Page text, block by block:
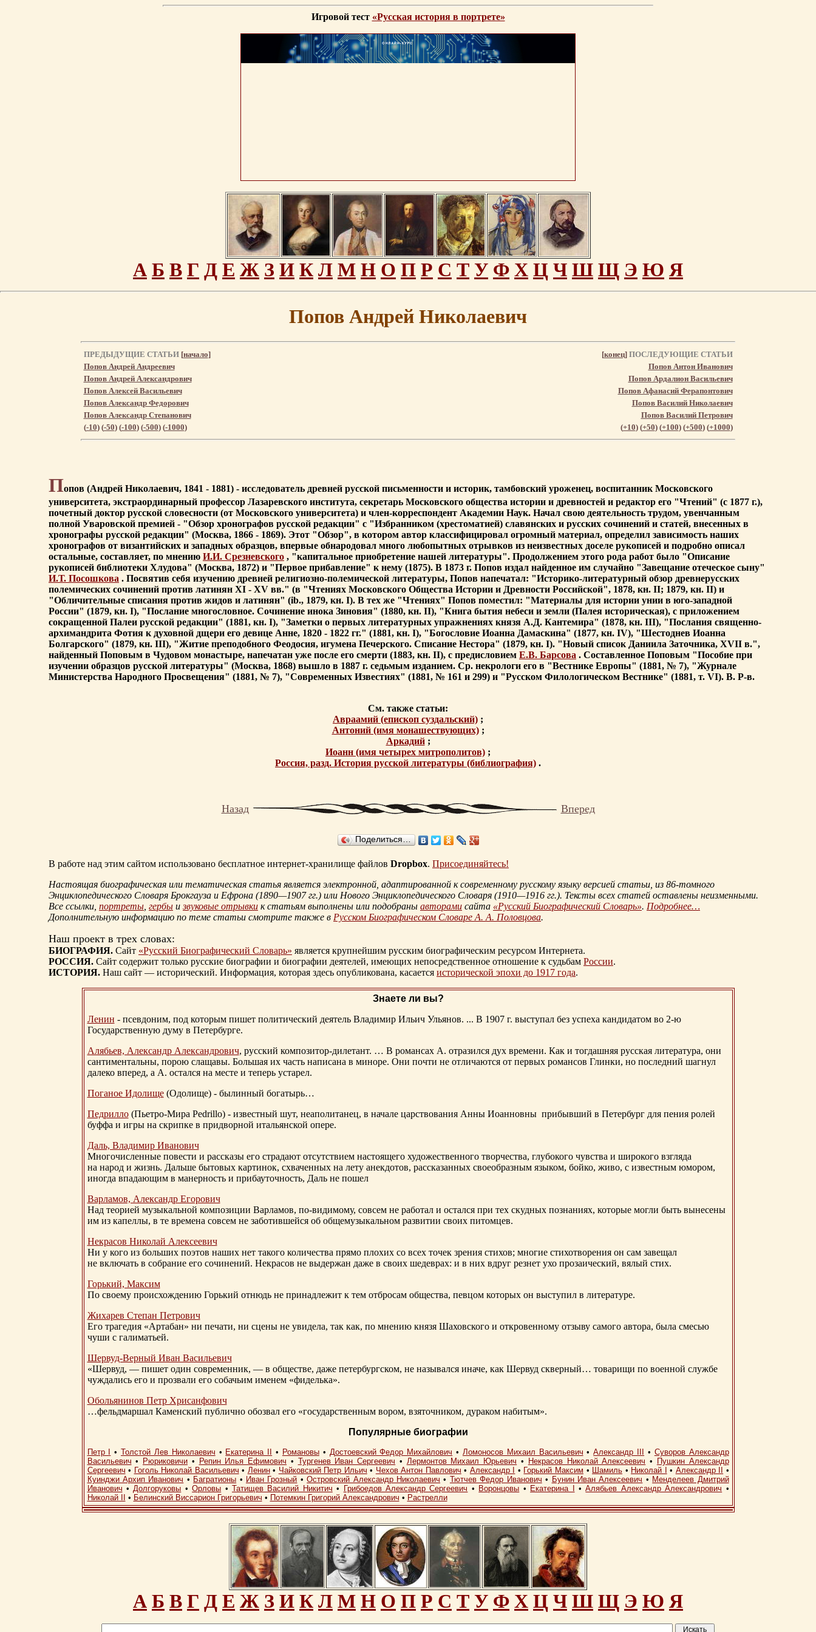
Игровой тест «Русская история в портрете»
А Б В Г Д Е Ж З И К Л М Н О П Р С Т У Ф Х Ц Ч Ш Щ Э Ю Я
Попов Андрей Николаевич
ПРЕДЫДУЩИЕ СТАТЬИ [начало] [конец]ПОСЛЕДУЮЩИЕ СТАТЬИ
Попов Андрей Андреевич
Попов Антон Иванович
Попов Андрей Александрович
Попов Ардалион Васильевич
Попов Алексей Васильевич
Попов Афанасий Ферапонтович
Попов Александр Федорович
Попов Василий Николаевич
Попов Александр Степанович
Попов Василий Петрович
(-10) (-50) (-100) (-500) (-1000) (+10) (+50) (+100) (+500) (+1000)
Попов (Андрей Николаевич, 1841 - 1881) - исследователь древней русской письменности и историк, тамбовский уроженец, воспитанник Московского
университета, экстраординарный профессор Лазаревского института, секретарь Московского общества истории и древностей и редактор его "Чтений" (с 1877 г.),
почетный доктор русской словесности (от Московского университета) и член-корреспондент Академии Наук. Начал свою деятельность трудом, увенчанным
полной Уваровской премией - "Обзор хронографов русской редакции" с "Избранником (хрестоматией) славянских и русских сочинений и статей, внесенных в
хронографы русской редакции" (Москва, 1866 - 1869). Этот "Обзор", в котором автор классифицировал огромный материал, определил зависимость наших
хронографов от византийских и западных образцов, впервые обнародовал много любопытных отрывков из неизвестных доселе рукописей и подробно описал
остальные, составляет, по мнению И.И. Срезневского , "капитальное приобретение нашей литературы". Продолжением этого рода работ было "Описание
рукописей библиотеки Хлудова" (Москва, 1872) и "Первое прибавление" к нему (1875). В 1873 г. Попов издал найденное им случайно "Завещание отеческое сыну"
И.Т. Посошкова . Посвятив себя изучению древней религиозно-полемической литературы, Попов напечатал: "Историко-литературный обзор древнерусских
полемических сочинений против латинян XI - XV вв." (в "Чтениях Московского Общества Истории и Древности Российской", 1878, кн. II; 1879, кн. II) и
"Обличительные списания против жидов и латинян" (ib., 1879, кн. I). В тех же "Чтениях" Попов поместил: "Материалы для истории унии в юго-западной
России" (1879, кн. I), "Послание многословное. Сочинение инока Зиновия" (1880, кн. II), "Книга бытия небеси и земли (Палея историческая), с приложением
сокращенной Палеи русской редакции" (1881, кн. I), "Заметки о первых литературных упражнениях князя А.Д. Кантемира" (1878, кн. III), "Послания священно-
архимандрита Фотия к духовной дщери его девице Анне, 1820 - 1822 гг." (1881, кн. I), "Богословие Иоанна Дамаскина" (1877, кн. IV), "Шестоднев Иоанна
Болгарского" (1879, кн. III), "Житие преподобного Феодосия, игумена Печерского. Списание Нестора" (1879, кн. I). "Новый список Даниила Заточника, XVII в.",
найденный Поповым в Чудовом монастыре, напечатан уже после его смерти (1883, кн. II), с предисловием Е.В. Барсова . Составленное Поповым "Пособие при
изучении образцов русской литературы" (Москва, 1868) вышло в 1887 г. седьмым изданием. Ср. некрологи его в "Вестнике Европы" (1881, № 7), "Журнале
Министерства Народного Просвещения" (1881, № 7), "Современных Известиях" (1881, № 161 и 299) и "Русском Филологическом Вестнике" (1881, т. VI). В. Р-в.
См. также статьи:
Авраамий (епископ суздальский) ;
Антоний (имя монашествующих);
Аркадий;
Иоанн (имя четырех митрополитов) ;
Россия, разд. История русской литературы (библиография) .
Назад Вперед
Поделиться…
В работе над этим сайтом использовано бесплатное интернет-хранилище файлов Dropbox. Присоединяйтесь!
Настоящая биографическая или тематическая статья является электронной, адаптированной к современному русскому языку версией статьи, из 86-томного
Энциклопедического Словаря Брокгауза и Ефрона (1890—1907 гг.) или Нового Энциклопедического Словаря (1910—1916 гг.). Тексты всех статей оставлены неизменными.
Все ссылки, портреты, гербы и звуковые отрывки к статьям выполнены или подобраны авторами сайта «Русский Биографический Словарь». Подробнее…
Дополнительную информацию по теме статьи смотрите также в Русском Биографическом Словаре А. А. Половцова.
Наш проект в трех словах:
БИОГРАФИЯ. Сайт «Русский Биографический Словарь» является крупнейшим русским биографическим ресурсом Интернета.
РОССИЯ. Сайт содержит только русские биографии и биографии деятелей, имеющих непосредственное отношение к судьбам России.
ИСТОРИЯ. Наш сайт — исторический. Информация, которая здесь опубликована, касается исторической эпохи до 1917 года.
Знаете ли вы?
Ленин - псевдоним, под которым пишет политический деятель Владимир Ильич Ульянов. ... В 1907 г. выступал без успеха кандидатом во 2-ю
Государственную думу в Петербурге.
Алябьев, Александр Александрович, русский композитор-дилетант. … В романсах А. отразился дух времени. Как и тогдашняя русская литература, они
сантиментальны, порою слащавы. Большая их часть написана в миноре. Они почти не отличаются от первых романсов Глинки, но последний шагнул
далеко вперед, а А. остался на месте и теперь устарел.
Поганое Идолище(Одолище) - былинный богатырь…
Педрилло(Пьетро-Мира Pedrillo) - известный шут, неаполитанец, в начале царствования Анны Иоанновны прибывший в Петербург для пения ролей
буффа и игры на скрипке в придворной итальянской опере.
Даль, Владимир Иванович
Многочисленные повести и рассказы его страдают отсутствием настоящего художественного творчества, глубокого чувства и широкого взгляда
на народ и жизнь. Дальше бытовых картинок, схваченных на лету анекдотов, рассказанных своеобразным языком, бойко, живо, с известным юмором,
иногда впадающим в манерность и прибауточность, Даль не пошел
Варламов, Александр Егорович
Над теорией музыкальной композиции Варламов, по-видимому, совсем не работал и остался при тех скудных познаниях, которые могли быть вынесены
им из капеллы, в те времена совсем не заботившейся об общемузыкальном развитии своих питомцев.
Некрасов Николай Алексеевич
Ни у кого из больших поэтов наших нет такого количества прямо плохих со всех точек зрения стихов; многие стихотворения он сам завещал
не включать в собрание его сочинений. Некрасов не выдержан даже в своих шедеврах: и в них вдруг резнет ухо прозаический, вялый стих.
Горький, Максим
По своему происхождению Горький отнюдь не принадлежит к тем отбросам общества, певцом которых он выступил в литературе.
Жихарев Степан Петрович
Его трагедия «Артабан» ни печати, ни сцены не увидела, так как, по мнению князя Шаховского и откровенному отзыву самого автора, была смесью
чуши с галиматьей.
Шервуд-Верный Иван Васильевич
«Шервуд, — пишет один современник, — в обществе, даже петербургском, не назывался иначе, как Шервуд скверный… товарищи по военной службе
чуждались его и прозвали его собачьим именем «фиделька».
Обольянинов Петр Хрисанфович
…фельдмаршал Каменский публично обозвал его «государственным вором, взяточником, дураком набитым».
Популярные биографии
Петр I •Толстой Лев Николаевич • Екатерина II • Романовы• Достоевский Федор Михайлович • Ломоносов Михаил Васильевич •Александр III • Суворов Александр
Васильевич • Рюриковичи • Репин Илья Ефимович • Тургенев Иван Сергеевич • Лермонтов Михаил Юрьевич • Некрасов Николай Алексеевич •
Пушкин Александр
Сергеевич • Гоголь Николай Васильевич • Ленин• Чайковский Петр Ильич • Чехов Антон Павлович • Александр I • Горький Максим • Шамиль • Николай I • Александр II
•
Куинджи Архип Иванович • Багратионы • Иван Грозный •Островский Александр Николаевич • Тютчев Федор Иванович • Бунин Иван Алексеевич • Менделеев Дмитрий
Иванович •Долгоруковы •Орловы • Татищев Василий Никитич • Грибоедов Александр Сергеевич • Воронцовы • Екатерина I •Алябьев Александр Александрович •
Николай II
• Белинский Виссарион Григорьевич • Потемкин Григорий Александрович • Растрелли
А Б В Г Д Е Ж З И К Л М Н О П Р С Т У Ф Х Ц Ч Ш Щ Э Ю Я